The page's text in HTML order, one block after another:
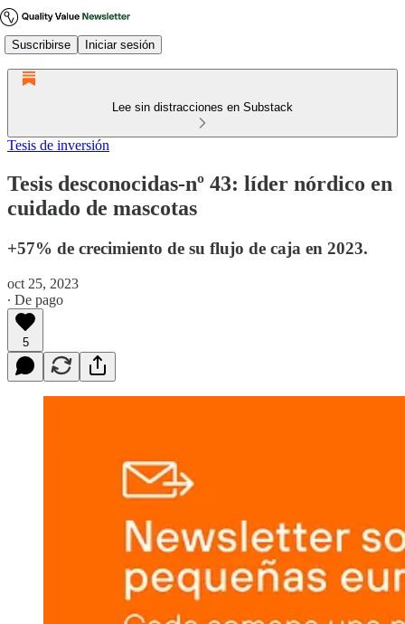
Suscribirse Iniciar sesión
Lee sin distracciones en Substack
Tesis de inversión
Tesis desconocidas-nº 43: líder nórdico en
cuidado de mascotas
+57% de crecimiento de su flujo de caja en 2023.
oct 25, 2023
∙ De pago
5